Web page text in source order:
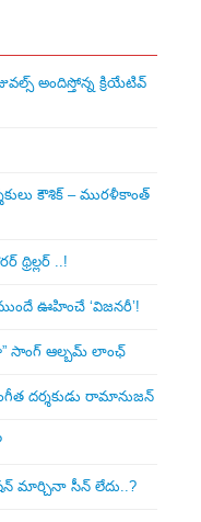
అందిస్తోన్న క్రియేటివ్
కౌశిక్ – మురళీకాంత్
..!
ఊహించే ‘విజనరీ’!
సాంగ్ ఆల్బమ్ లాంఛ్
దర్శకుడు రామానుజన్
మార్చినా సీన్ లేదు..?